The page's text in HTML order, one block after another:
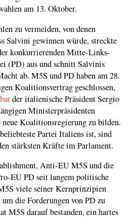
am 13. Oktober.
zu vermeiden, von denen
Salvini gewinnen würde, streckte
konkurrierenden Mitte-Links-
(PD) aus und schnitt Salvinis
ab. M5S und PD haben am 28.
Koalitionsvertrag geschlossen,
batder italienische Präsident Sergio
Ministerpräsidenten
neue Koalitionsregierung zu bilden.
Partei Italiens ist, sind
stärksten Kräfte im Parlament.
Anti-EU M5S und die
EU PD seit langem politische
viele seiner Kernprinzipien
um die Forderungen von PD zu
M5S darauf bestanden, ein hartes